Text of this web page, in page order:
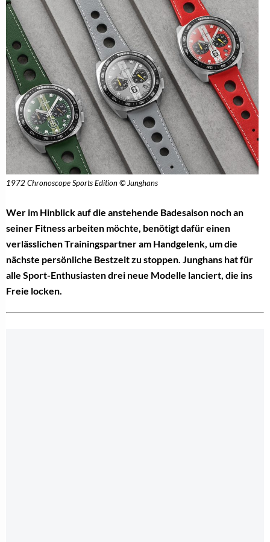
1972 Chronoscope Sports Edition © Junghans
Wer im Hinblick auf die anstehende Badesaison noch an
seiner Fitness arbeiten möchte, benötigt dafür einen
verlässlichen Trainingspartner am Handgelenk, um die
nächste persönliche Bestzeit zu stoppen. Junghans hat für
alle Sport-Enthusiasten drei neue Modelle lanciert, die ins
Freie locken.